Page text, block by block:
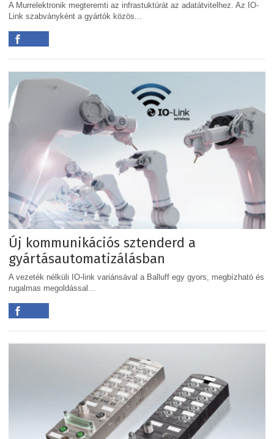
A Murrelektronik megteremti az infrastuktúrát az adatátvitelhez. Az IO-
Link szabványként a gyártók közös...
Új kommunikációs sztenderd a
gyártásautomatizálásban
A vezeték nélküli IO-link variánsával a Balluff egy gyors, megbízható és
rugalmas megoldással...